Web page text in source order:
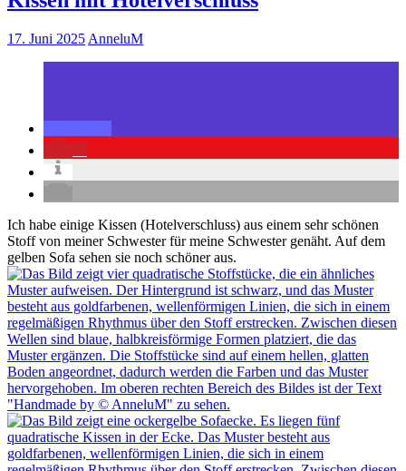
17. Juni 2025 AnneluM
Ich habe einige Kissen (Hotelverschluss) aus einem sehr schönen
Stoff von meiner Schwester für meine Schwester genäht. Auf dem
gelben Sofa sehen sie noch schöner aus.